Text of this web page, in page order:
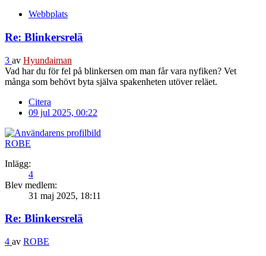
Webbplats
Re: Blinkersrelä
3 av Hyundaiman
Vad har du för fel på blinkersen om man får vara nyfiken? Vet
många som behövt byta själva spakenheten utöver reläet.
Citera
09 jul 2025, 00:22
ROBE
Inlägg:
4
Blev medlem:
31 maj 2025, 18:11
Re: Blinkersrelä
4 av ROBE